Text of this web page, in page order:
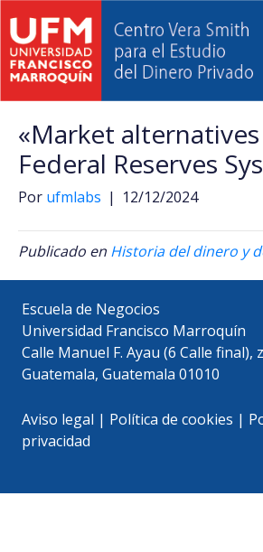
«Market
Federal Reserves
Por ufmlabs | 12/12/2024
Publicado en Historia del dinero y
Escuela de Negocios
Universidad Francisco Marroquín
Calle Manuel F. Ayau (6 Calle final),
Guatemala, Guatemala 01010
Aviso legal | Política de cookies |
privacidad